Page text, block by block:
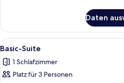
Studio
Daten
Alle
Fotos
für
Basic-
Ein
9
Basic-Suite
1 Schlafzimmer
Platz für 3 Personen